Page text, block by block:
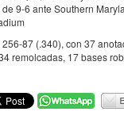
9-6 ante Southern
87 (.340), con 37
remolcadas, 17 bases